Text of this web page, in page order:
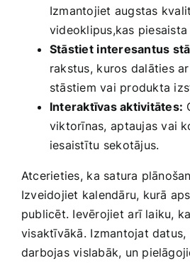
Izmantojiet augstas
videoklipus,kas piesaista
Stāstiet ⁢interesantus
rakstus, ⁣kuros​ dalāties‍
stāstiem vai produkta
Interaktīvas aktivitātes:
‍viktorīnas, ⁢aptaujas vai‍
iesaistītu⁢ sekotājus.
Atcerieties, ⁢ka satura
Izveidojiet kalendāru, kurā
publicēt. ‍Ievērojiet⁢ arī‌ laiku,
visaktīvākā. ⁢Izmantojat datus,
darbojas vislabāk, un‌